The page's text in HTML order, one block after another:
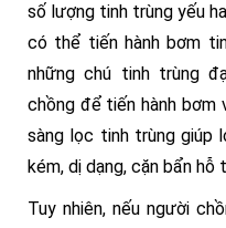
số lượng tinh trùng yếu
có thể tiến hành bơm
những chú tinh trùng
chồng để tiến hành bơm
sàng lọc tinh trùng giúp
kém, dị dạng, cặn bẩn
Tuy nhiên, nếu người